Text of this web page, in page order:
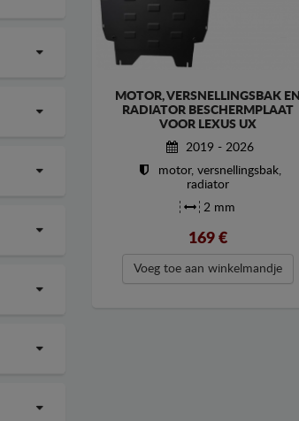
MOTOR, VERSNELLINGSBAK EN
RADIATOR BESCHERMPLAAT
VOOR LEXUS UX
2019 - 2026
motor, versnellingsbak,
radiator
2 mm
169€
Voeg toe aan winkelmandje